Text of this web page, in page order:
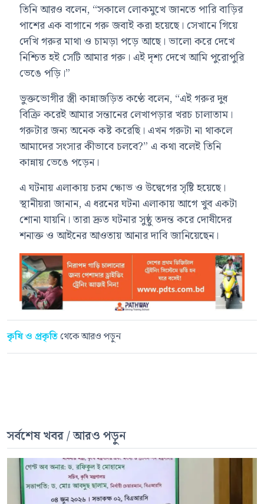
তিনি আরও বলেন, “সকালে লোকমুখে জানতে পারি বাড়ির
পাশের এক বাগানে গরু জবাই করা হয়েছে। সেখানে গিয়ে
দেখি গরুর মাথা ও চামড়া পড়ে আছে। ভালো করে দেখে
নিশ্চিত হই সেটি আমার গরু। এই দৃশ্য দেখে আমি পুরোপুরি
ভেঙে পড়ি।”
ভুক্তভোগীর স্ত্রী কান্নাজড়িত কণ্ঠে বলেন, “এই গরুর দুধ
বিক্রি করেই আমার সন্তানের লেখাপড়ার খরচ চালাতাম।
গরুটার জন্য অনেক কষ্ট করেছি। এখন গরুটা না থাকলে
আমাদের সংসার কীভাবে চলবে?” এ কথা বলেই তিনি
কান্নায় ভেঙে পড়েন।
এ ঘটনায় এলাকায় চরম ক্ষোভ ও উদ্বেগের সৃষ্টি হয়েছে।
স্থানীয়রা জানান, এ ধরনের ঘটনা এলাকায় আগে খুব একটা
শোনা যায়নি। তারা দ্রুত ঘটনার সুষ্ঠু তদন্ত করে দোষীদের
শনাক্ত ও আইনের আওতায় আনার দাবি জানিয়েছেন।
কৃষি ও প্রকৃতি থেকে আরও পড়ুন
সর্বশেষ খবর / আরও পড়ুন